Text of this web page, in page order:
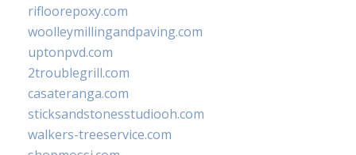
rifloorepoxy.com
woolleymillingandpaving.com
uptonpvd.com
2troublegrill.com
casateranga.com
sticksandstonesstudiooh.com
walkers-treeservice.com